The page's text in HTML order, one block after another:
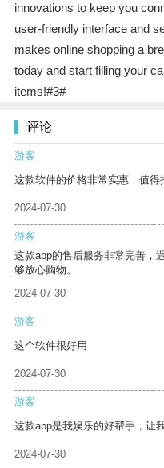
innovations to keep you
user-friendly interface and
makes online shopping a
today and start filling your
items!#3#
评论
游客
这款软件的价格非常实惠，值得
2024-07-30
游客
这款app的售后服务非常完善，
够放心购物。
2024-07-30
游客
这个软件很好用
2024-07-30
游客
这款app是我娱乐的好帮手，让
2024-07-30